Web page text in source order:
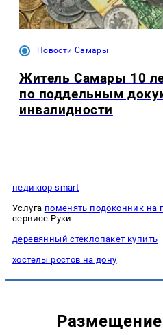
Новости Самары
Житель Самары 10
по поддельным
инвалидности
педикюр smart
Услуга поменять подоконник на
сервисе Руки
деревянный стеклопакет купить
хостелы ростов на дону